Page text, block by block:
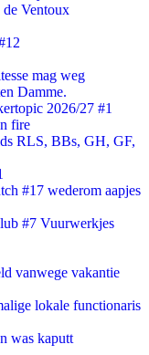
de Ventoux
mag weg
Damme.
2026/27 #1
fire
RLS, BBs, GH, GF,
#17 wederom aapjes
#7 Vuurwerkjes
vanwege vakantie
lokale functionaris
was kaputt